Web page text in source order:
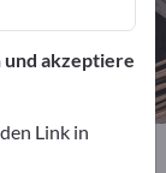
akzeptiere
Link in